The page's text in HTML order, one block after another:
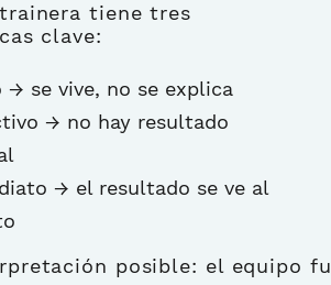
tiene tres
clave:
→ se vive, no se explica
→ no hay resultado
→ el resultado se ve al
posible: el equipo